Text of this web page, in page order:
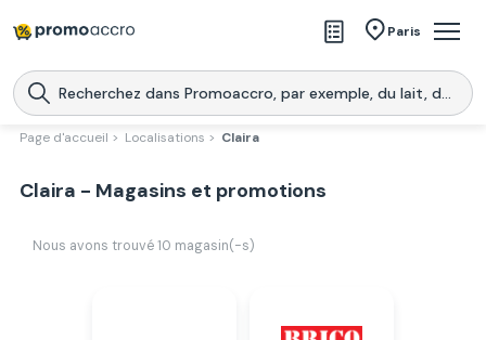
Paris
Magasins
Produits
Promoaccro
Page d'accueil > Localisations > Claira
Claira - Magasins et promotions
Nous avons trouvé 10 magasin(-s)